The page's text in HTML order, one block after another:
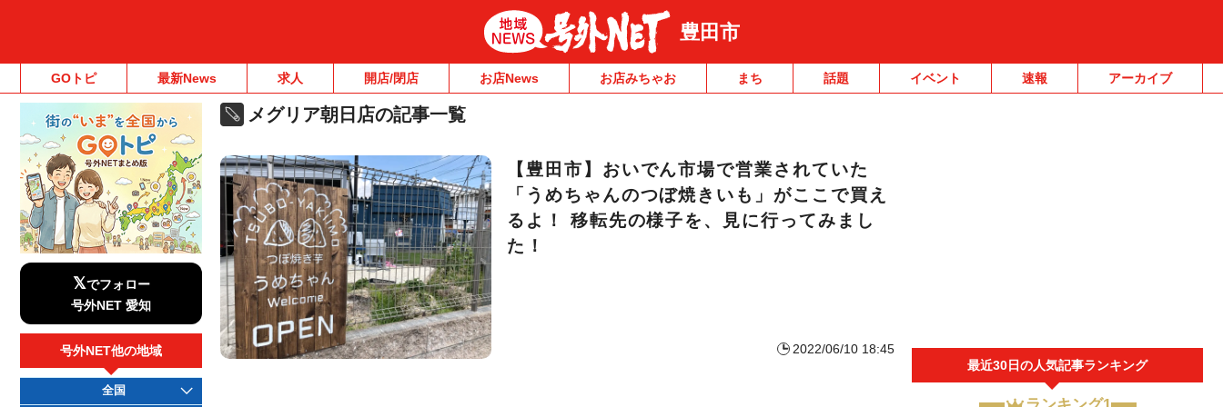
豊田市
GOトピ 最新News 求人 開店/閉店 お店News お店みちゃお まち 話題 イベント 速報 アーカイブ
メグリア朝日店の記事一覧
【豊田市】おいでん市場で営業されていた
「うめちゃんのつぼ焼きいも」がここで買え
るよ！ 移転先の様子を、見に行ってみまし
た！
2022/06/10 18:45
最近30日の人気記事ランキング
𝕏でフォロー
号外NET 愛知
号外NET他の地域
全国